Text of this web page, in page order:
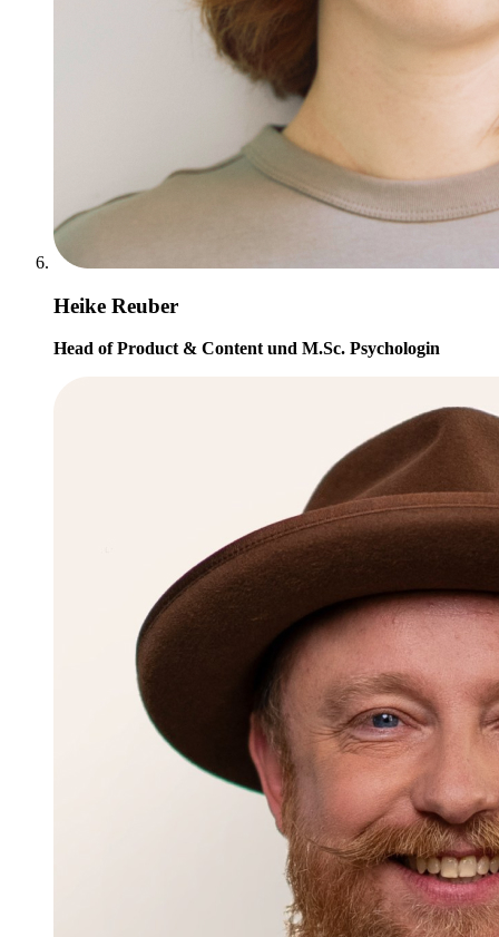
Heike Reuber
Head of Product & Content und M.Sc. Psychologin